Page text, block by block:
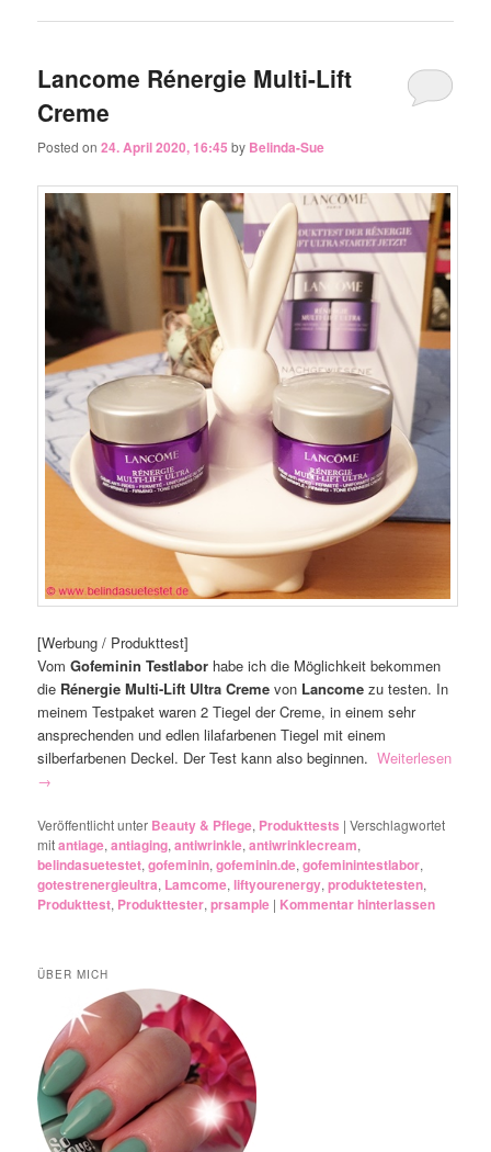
Lancome Rénergie Multi-Lift
Creme
Posted on24. April 2020, 16:45 by Belinda-Sue
[Werbung / Produkttest]
VomGofeminin Testlabor habe ich die Möglichkeit bekommen
die Rénergie Multi-Lift Ultra Creme von Lancome zu testen. In
meinem Testpaket waren 2 Tiegel der Creme, in einem sehr
ansprechenden und edlen lilafarbenen Tiegel mit einem
silberfarbenen Deckel. Der Test kann also beginnen.Weiterlesen
→
Veröffentlicht unter Beauty & Pflege, Produkttests |Verschlagwortet
mitantiage,antiaging,antiwrinkle,antiwrinklecream,
belindasuetestet,gofeminin,gofeminin.de,gofeminintestlabor,
gotestrenergieultra, Lamcome,liftyourenergy,produktetesten,
Produkttest, Produkttester,prsample | Kommentar hinterlassen
ÜBER MICH